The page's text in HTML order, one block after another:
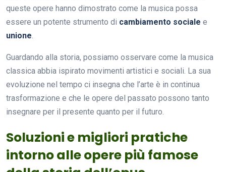
queste opere hanno dimostrato come la musica possa
essere un potente strumento di cambiamento sociale e
unione.
Guardando alla storia, possiamo osservare come la musica
classica abbia ispirato movimenti artistici e sociali. La sua
evoluzione nel tempo ci insegna che l’arte è in continua
trasformazione e che le opere del passato possono tanto
insegnare per il presente quanto per il futuro.
Soluzioni e migliori pratiche
intorno alle opere più famose